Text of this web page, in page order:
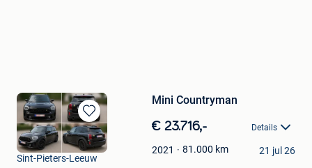
Bewaren
in
Mijn
Favorieten
Mini Countryman
€ 23.716,- Details
2021 81.000 km
Fab,
Sint-Pieters-Leeuw
21 jul 26